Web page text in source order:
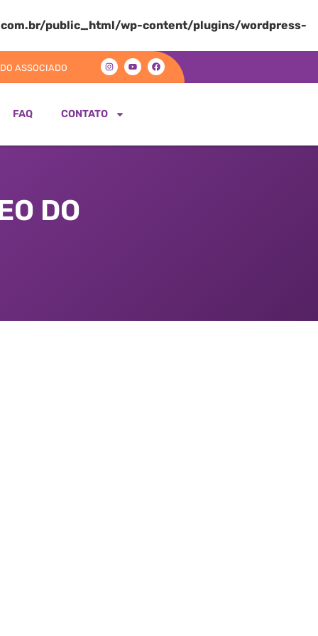
public_html/wp-content/plugins/wordpress-
ASSOCIADO
FAQ CONTATO
DO